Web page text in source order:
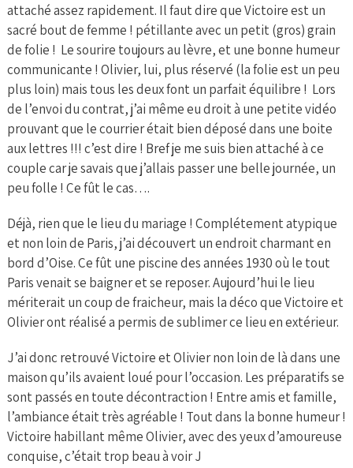
attaché assez rapidement. Il faut dire que Victoire est un
sacré bout de femme ! pétillante avec un petit (gros) grain
de folie ! Le sourire toujours au lèvre, et une bonne humeur
communicante ! Olivier, lui, plus réservé (la folie est un peu
plus loin) mais tous les deux font un parfait équilibre ! Lors
de l’envoi du contrat, j’ai même eu droit à une petite vidéo
prouvant que le courrier était bien déposé dans une boite
aux lettres !!! c’est dire ! Bref je me suis bien attaché à ce
couple car je savais que j’allais passer une belle journée, un
peu folle ! Ce fût le cas….
Déjà, rien que le lieu du mariage ! Complétement atypique
et non loin de Paris, j’ai découvert un endroit charmant en
bord d’Oise. Ce fût une piscine des années 1930 où le tout
Paris venait se baigner et se reposer. Aujourd’hui le lieu
mériterait un coup de fraicheur, mais la déco que Victoire et
Olivier ont réalisé a permis de sublimer ce lieu en extérieur.
J’ai donc retrouvé Victoire et Olivier non loin de là dans une
maison qu’ils avaient loué pour l’occasion. Les préparatifs se
sont passés en toute décontraction ! Entre amis et famille,
l’ambiance était très agréable ! Tout dans la bonne humeur !
Victoire habillant même Olivier, avec des yeux d’amoureuse
conquise, c’était trop beau à voir J